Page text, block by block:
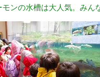
ンの水槽は大人気。みん